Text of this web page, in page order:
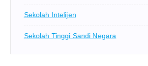
Sekolah Intelijen
Sekolah Tinggi Sandi Negara